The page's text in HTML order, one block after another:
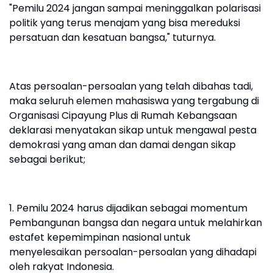
"Pemilu 2024 jangan sampai meninggalkan polarisasi
politik yang terus menajam yang bisa mereduksi
persatuan dan kesatuan bangsa," tuturnya.
Atas persoalan-persoalan yang telah dibahas tadi,
maka seluruh elemen mahasiswa yang tergabung di
Organisasi Cipayung Plus di Rumah Kebangsaan
deklarasi menyatakan sikap untuk mengawal pesta
demokrasi yang aman dan damai dengan sikap
sebagai berikut;
1. Pemilu 2024 harus dijadikan sebagai momentum
Pembangunan bangsa dan negara untuk melahirkan
estafet kepemimpinan nasional untuk
menyelesaikan persoalan-persoalan yang dihadapi
oleh rakyat Indonesia.